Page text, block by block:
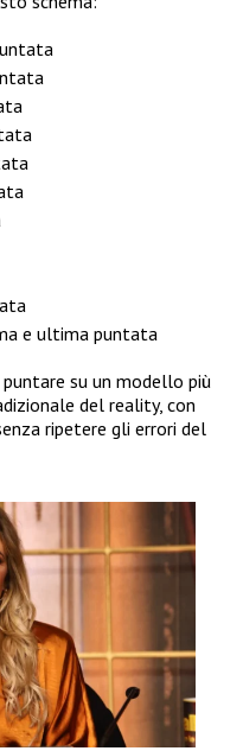
e ultima puntata
su un modello più
del reality, con
ripetere gli errori del